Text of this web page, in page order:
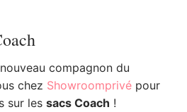
compagnon du
chez Showroomprivé pour
sur les sacs Coach !